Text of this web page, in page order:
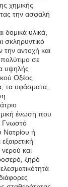
χημικής
την ασφαλή
δομικά υλικά,
σκληρυντικό
την αντοχή και
σε
υψηλής
Οξέος
τα υφάσματα,
ένωση που
Γνωστό
Νατρίου ή
και
ξηρό